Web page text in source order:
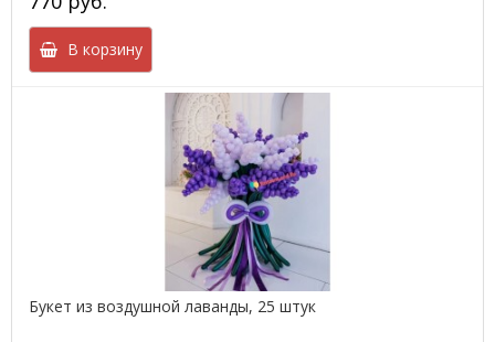
В корзину
Букет из воздушной лаванды, 25 штук